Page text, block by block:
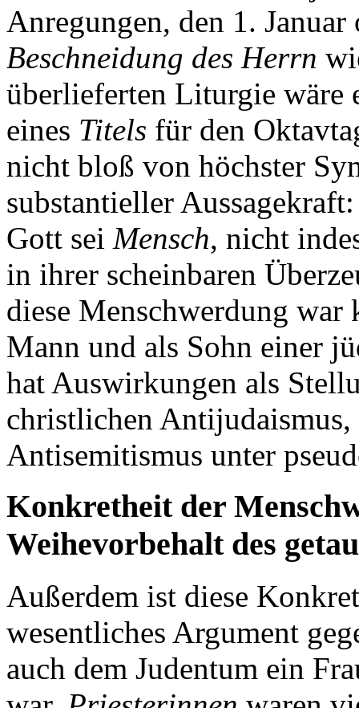
Anregungen, den 1.
Beschneidung des Herrn
überlieferten Liturgie wäre
eines Titels für den
nicht bloß von höchster
substantieller
Gott sei Mensch, nicht
in ihrer scheinbaren
diese Menschwerdung
Mann und als Sohn einer
hat Auswirkungen als
christlichen Antijudaismus,
Antisemitismus unter
Konkretheit der
Weihevorbehalt des
Außerdem ist diese
wesentliches Argument
auch dem Judentum ein